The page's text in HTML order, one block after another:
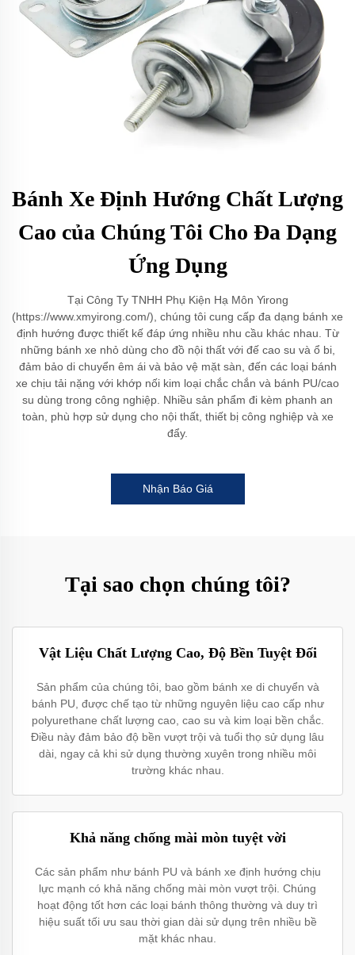
Bánh Xe Định Hướng Chất Lượng
Cao của Chúng Tôi Cho Đa Dạng
Ứng Dụng
Tại Công Ty TNHH Phụ Kiện Hạ Môn Yirong
(https://www.xmyirong.com/), chúng tôi cung cấp đa dạng bánh xe
định hướng được thiết kế đáp ứng nhiều nhu cầu khác nhau. Từ
những bánh xe nhỏ dùng cho đồ nội thất với đế cao su và ổ bi,
đảm bảo di chuyển êm ái và bảo vệ mặt sàn, đến các loại bánh
xe chịu tải nặng với khớp nối kim loại chắc chắn và bánh PU/cao
su dùng trong công nghiệp. Nhiều sản phẩm đi kèm phanh an
toàn, phù hợp sử dụng cho nội thất, thiết bị công nghiệp và xe
đẩy.
Nhận Báo Giá
Tại sao chọn chúng tôi?
Vật Liệu Chất Lượng Cao, Độ Bền Tuyệt Đối
Sản phẩm của chúng tôi, bao gồm bánh xe di chuyển và
bánh PU, được chế tạo từ những nguyên liệu cao cấp như
polyurethane chất lượng cao, cao su và kim loại bền chắc.
Điều này đảm bảo độ bền vượt trội và tuổi thọ sử dụng lâu
dài, ngay cả khi sử dụng thường xuyên trong nhiều môi
trường khác nhau.
Khả năng chống mài mòn tuyệt vời
Các sản phẩm như bánh PU và bánh xe định hướng chịu
lực mạnh có khả năng chống mài mòn vượt trội. Chúng
hoạt động tốt hơn các loại bánh thông thường và duy trì
hiệu suất tối ưu sau thời gian dài sử dụng trên nhiều bề
mặt khác nhau.